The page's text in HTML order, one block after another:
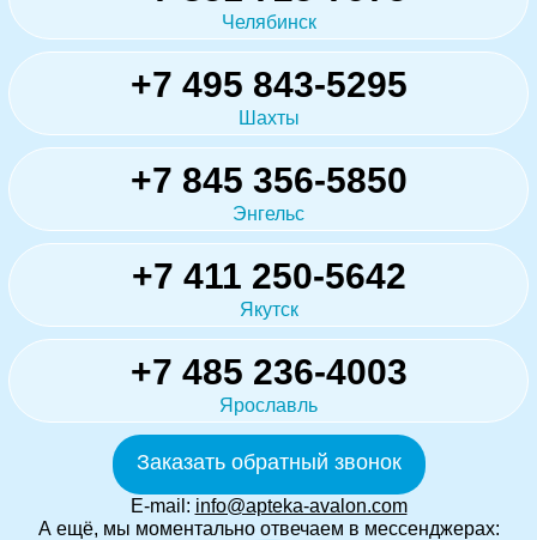
Челябинск
+7 495 843-5295
Шахты
+7 845 356-5850
Энгельс
+7 411 250-5642
Якутск
+7 485 236-4003
Ярославль
Заказать обратный звонок
E-mail: info@apteka-avalon.com
А ещё, мы моментально отвечаем в мессенджерах: